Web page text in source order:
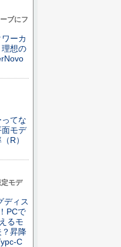
ブにフ
ーカ
想の
てな
モデ
R）
モデ
ディス
PCで
るモ
昇降
C